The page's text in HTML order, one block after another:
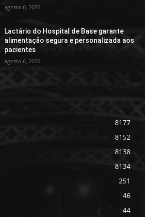
agosto 6, 2026
Lactário do Hospital de Base garante
alimentação segura e personalizada aos
pacientes
agosto 6, 2026
8177
8152
8138
8134
251
46
44